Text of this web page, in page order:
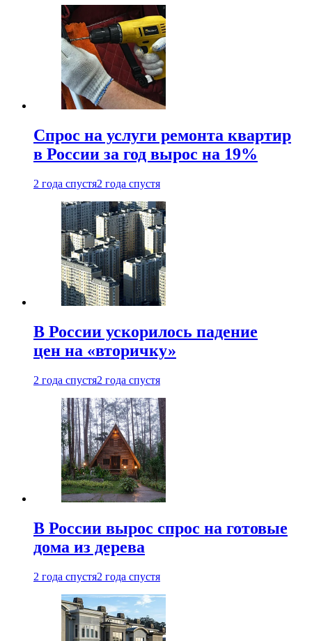
Спрос на услуги ремонта квартир
в России за год вырос на 19%
2 года спустя2 года спустя
В России ускорилось падение
цен на «вторичку»
2 года спустя2 года спустя
В России вырос спрос на готовые
дома из дерева
2 года спустя2 года спустя